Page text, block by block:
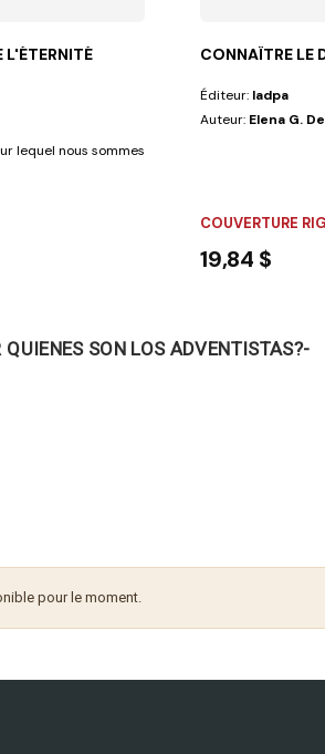
L'ÉTERNITÉ
lequel nous sommes engagés. L'auteur décrit des...
CONNAÎTRE LE
Éditeur: Iadpa
Auteur: Elena G.
COUVERTURE
19,84 $
SON LOS ADVENTISTAS?-
pour le moment.